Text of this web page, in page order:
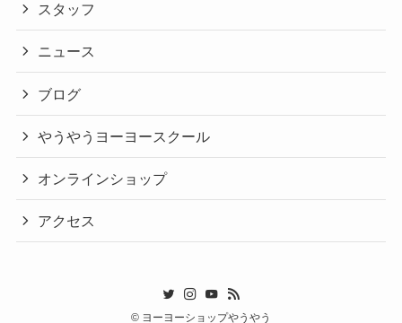
スタッフ
ニュース
ブログ
やうやうヨーヨースクール
オンラインショップ
アクセス
© ヨーヨーショップやうやう